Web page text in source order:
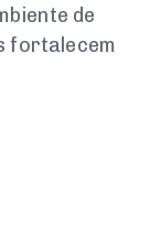
de
fortalecem